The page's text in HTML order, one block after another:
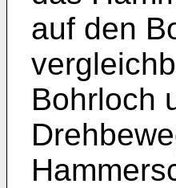
auf den
Bohrloch